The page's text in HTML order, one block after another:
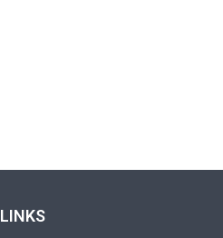
LINKS